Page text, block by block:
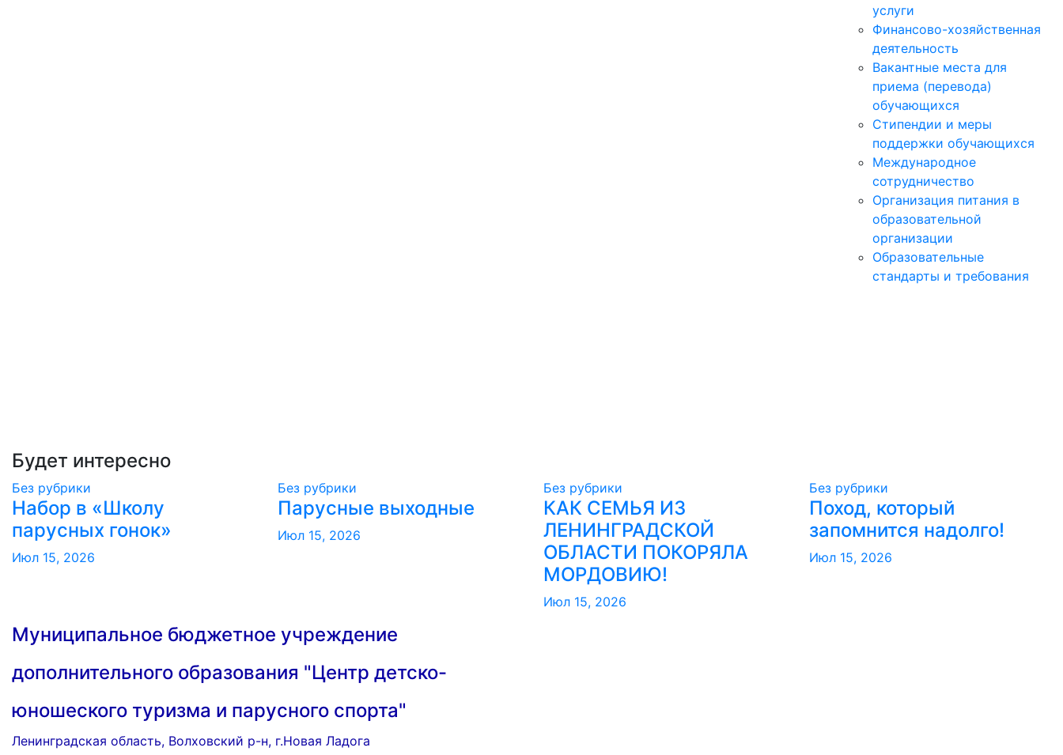
услуги
Финансово-хозяйственная
деятельность
Вакантные места для
приема (перевода)
обучающихся
Стипендии и меры
поддержки обучающихся
Международное
сотрудничество
Организация питания в
образовательной
организации
Образовательные
стандарты и требования
Будет интересно
Без рубрики
Набор в «Школу
парусных гонок»
Июл 15, 2026
Без рубрики
Парусные выходные
Июл 15, 2026
Без рубрики
КАК СЕМЬЯ ИЗ
ЛЕНИНГРАДСКОЙ
ОБЛАСТИ ПОКОРЯЛА
МОРДОВИЮ!️
Июл 15, 2026
Без рубрики
Поход, который
запомнится надолго!
Июл 15, 2026
Муниципальное бюджетное учреждение
дополнительного образования "Центр детско-
юношеского туризма и парусного спорта"
Ленинградская область, Волховский р-н, г.Новая Ладога